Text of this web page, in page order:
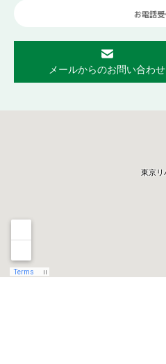
メールからのお問い合わせ